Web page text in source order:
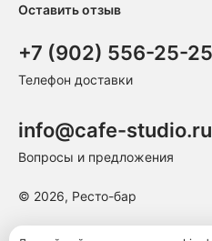
Оставить отзыв
+7 (902) 556-25-25
Телефон доставки
info@cafe-studio.ru
Вопросы и предложения
© 2026, Ресто-бар